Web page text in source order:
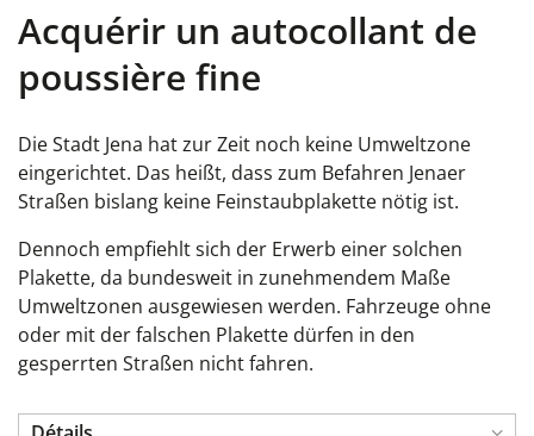
Acquérir un autocollant de
poussière fine
Die Stadt Jena hat zur Zeit noch keine Umweltzone
eingerichtet. Das heißt, dass zum Befahren Jenaer
Straßen bislang keine Feinstaubplakette nötig ist.
Dennoch empfiehlt sich der Erwerb einer solchen
Plakette, da bundesweit in zunehmendem Maße
Umweltzonen ausgewiesen werden. Fahrzeuge ohne
oder mit der falschen Plakette dürfen in den
gesperrten Straßen nicht fahren.